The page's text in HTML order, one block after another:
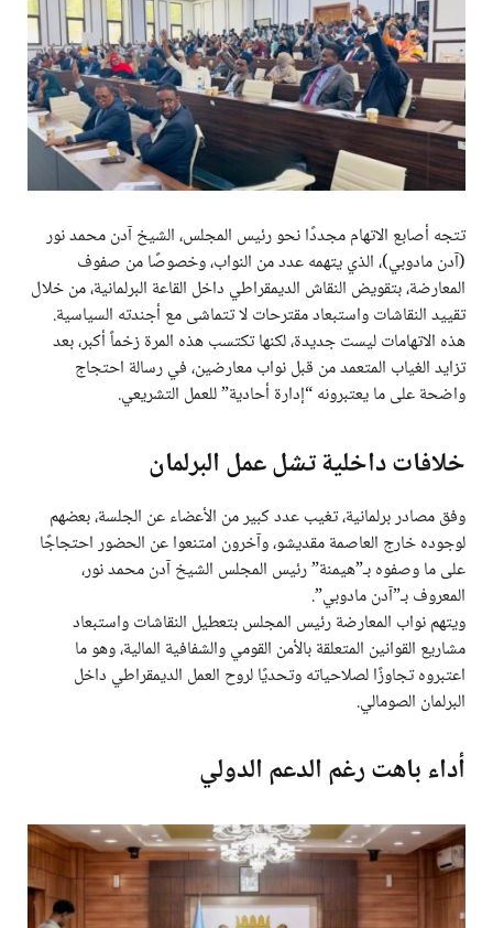
تتجه أصابع الاتهام مجددًا نحو رئيس المجلس، الشيخ آدن محمد نور
(آدن مادوبي)، الذي يتهمه عدد من النواب، وخصوصًا من صفوف
المعارضة، بتقويض النقاش الديمقراطي داخل القاعة البرلمانية، من خلال
تقييد النقاشات واستبعاد مقترحات لا تتماشى مع أجندته السياسية.
هذه الاتهامات ليست جديدة، لكنها تكتسب هذه المرة زخماً أكبر، بعد
تزايد الغياب المتعمد من قبل نواب معارضين، في رسالة احتجاج
واضحة على ما يعتبرونه “إدارة أحادية” للعمل التشريعي.
خلافات داخلية تشل عمل البرلمان
وفق مصادر برلمانية، تغيب عدد كبير من الأعضاء عن الجلسة، بعضهم
لوجوده خارج العاصمة مقديشو، وآخرون امتنعوا عن الحضور احتجاجًا
على ما وصفوه بـ”هيمنة” رئيس المجلس الشيخ آدن محمد نور،
المعروف بـ”آدن مادوبي”.
ويتهم نواب المعارضة رئيس المجلس بتعطيل النقاشات واستبعاد
مشاريع القوانين المتعلقة بالأمن القومي والشفافية المالية، وهو ما
اعتبروه تجاوزًا لصلاحياته وتحديًا لروح العمل الديمقراطي داخل
البرلمان الصومالي.
أداء باهت رغم الدعم الدولي